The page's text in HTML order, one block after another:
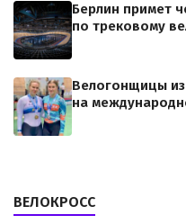
Берлин примет
по трековому
Велогонщицы
на
ВЕЛОКРОСС